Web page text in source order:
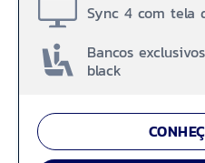
Sync 4 com tela
Bancos
black